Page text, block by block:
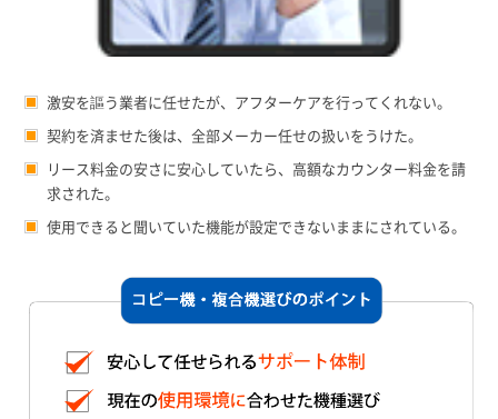
激安を謳う業者に任せたが、アフターケアを行ってくれない。
契約を済ませた後は、全部メーカー任せの扱いをうけた。
リース料金の安さに安心していたら、高額なカウンター料金を請
求された。
使用できると聞いていた機能が設定できないままにされている。